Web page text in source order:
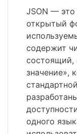
JSON — это
открытый
содержит
состоящий,
значение»,
одного